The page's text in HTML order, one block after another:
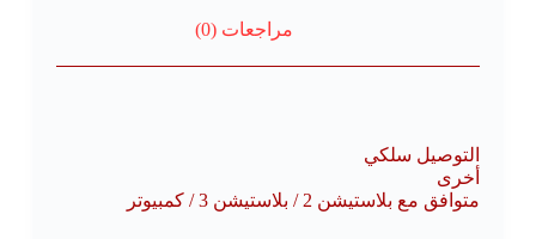
مراجعات (0)
التوصيل سلكي
أخرى
متوافق مع بلاستيشن 2 / بلاستيشن 3 / كمبيوتر